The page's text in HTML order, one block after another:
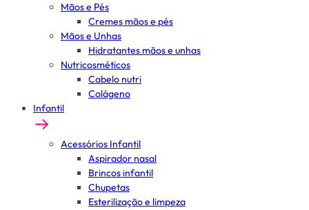
Mãos e Pés
Cremes mãos e pés
Mãos e Unhas
Hidratantes mãos e unhas
Nutricosméticos
Cabelo nutri
Colágeno
Infantil
Acessórios Infantil
Aspirador nasal
Brincos infantil
Chupetas
Esterilização e limpeza